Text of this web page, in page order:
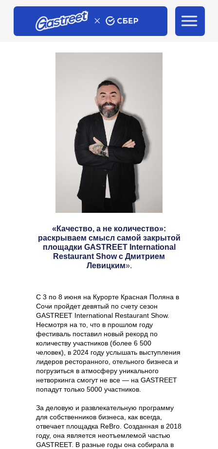
/ Почитать
«Качество, а не количество»:
раскрываем смысл самой закрытой
площадки GASTREET International
Restaurant Show с Дмитрием
Левицким».
С 3 по 8 июня на Курорте Красная Поляна в
Сочи пройдет девятый по счету сезон
GASTREET International Restaurant Show.
Несмотря на то, что в прошлом году
фестиваль поставил новый рекорд по
количеству участников (более 6 500
человек), в 2024 году услышать выступления
лидеров ресторанного, отельного бизнеса и
погрузиться в атмосферу уникального
нетворкинга смогут не все — на GASTREET
попадут только 5000 участников.
За деловую и развлекательную программу
для собственников бизнеса, как всегда,
отвечает площадка ReBro. Созданная в 2018
году, она является неотъемлемой частью
GASTREET. В разные годы она собирала в